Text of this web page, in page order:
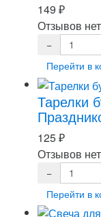
149 ₽
Отзывов нет
Перейти в
Тарелки
125₽
Отзывов нет
Перейти в